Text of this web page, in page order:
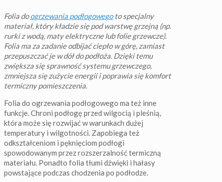
Folia doogrzewania podłogowegoto specjalny
materiał, który kładzie się pod warstwę grzejną (np.
rurki z wodą, maty elektryczne lub folie grzewcze).
Folia ma za zadanie odbijać ciepło w górę, zamiast
przepuszczać je w dół do podłoża. Dzięki temu
zwiększa się sprawność systemu grzewczego,
zmniejsza się zużycie energii i poprawia się komfort
termiczny pomieszczenia.
Folia do ogrzewania podłogowego ma też inne
funkcje. Chroni podłogę przed wilgocią i pleśnią,
która może się rozwijać w warunkach dużej
temperatury i wilgotności. Zapobiega też
odkształceniom i pęknięciom podłogi
spowodowanym przez rozszerzalność termiczną
materiału. Ponadto folia tłumi dźwięki i hałasy
powstające podczas chodzenia po podłodze.